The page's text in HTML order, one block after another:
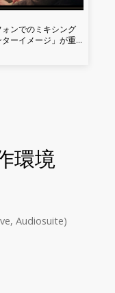
ンでのミキシング
ーイメージ」が重
環境
Audiosuite)